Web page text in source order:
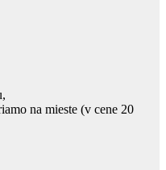
na mieste (v cene 20